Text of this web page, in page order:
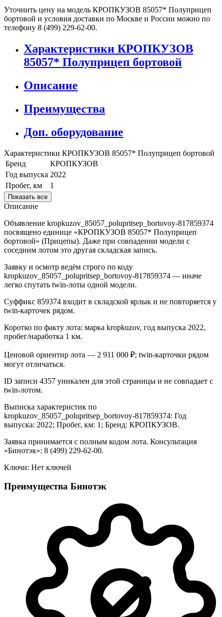
Уточнить цену на модель КРОПКУЗОВ 85057* Полуприцеп
бортовой и условия доставки по Москве и России можно по
телефону 8 (499) 229-62-00.
Характеристики КРОПКУЗОВ
85057* Полуприцеп бортовой
Описание
Преимущества
Доп. оборудование
Характеристики КРОПКУЗОВ 85057* Полуприцеп бортовой
Бренд
КРОПКУЗОВ
Год выпуска 2022
Пробег, км
1
Показать все
Описание
Объявление kropkuzov_85057_polupritsep_bortovoy-817859374
посвящено единице «КРОПКУЗОВ 85057* Полуприцеп
бортовой» (Прицепы). Даже при совпадении модели с
соседним лотом это другая складская запись.
Заявку и осмотр ведём строго по коду
kropkuzov_85057_polupritsep_bortovoy-817859374 — иначе
легко спутать twin-лоты одной модели.
Суффикс 859374 входит в складской ярлык и не повторяется у
twin-карточек рядом.
Коротко по факту лота: марка kropkuzov, год выпуска 2022,
пробег/наработка 1 км.
Ценовой ориентир лота — 2 911 000 ₽; twin-карточки рядом
могут отличаться.
ID записи 4357 уникален для этой страницы и не совпадает с
twin-лотом.
Выписка характеристик по
kropkuzov_85057_polupritsep_bortovoy-817859374: Год
выпуска: 2022; Пробег, км: 1; Бренд: КРОПКУЗОВ.
Заявка принимается с полным кодом лота. Консультация
«Бинотэк»: 8 (499) 229-62-00.
Ключи: Нет ключей
Преимущества Бинотэк